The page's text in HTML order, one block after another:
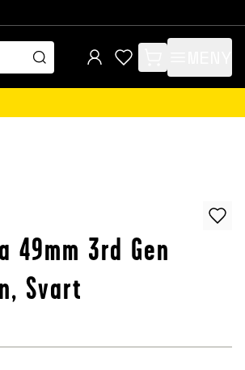
items in cart, view
49mm 3rd Gen
Svart